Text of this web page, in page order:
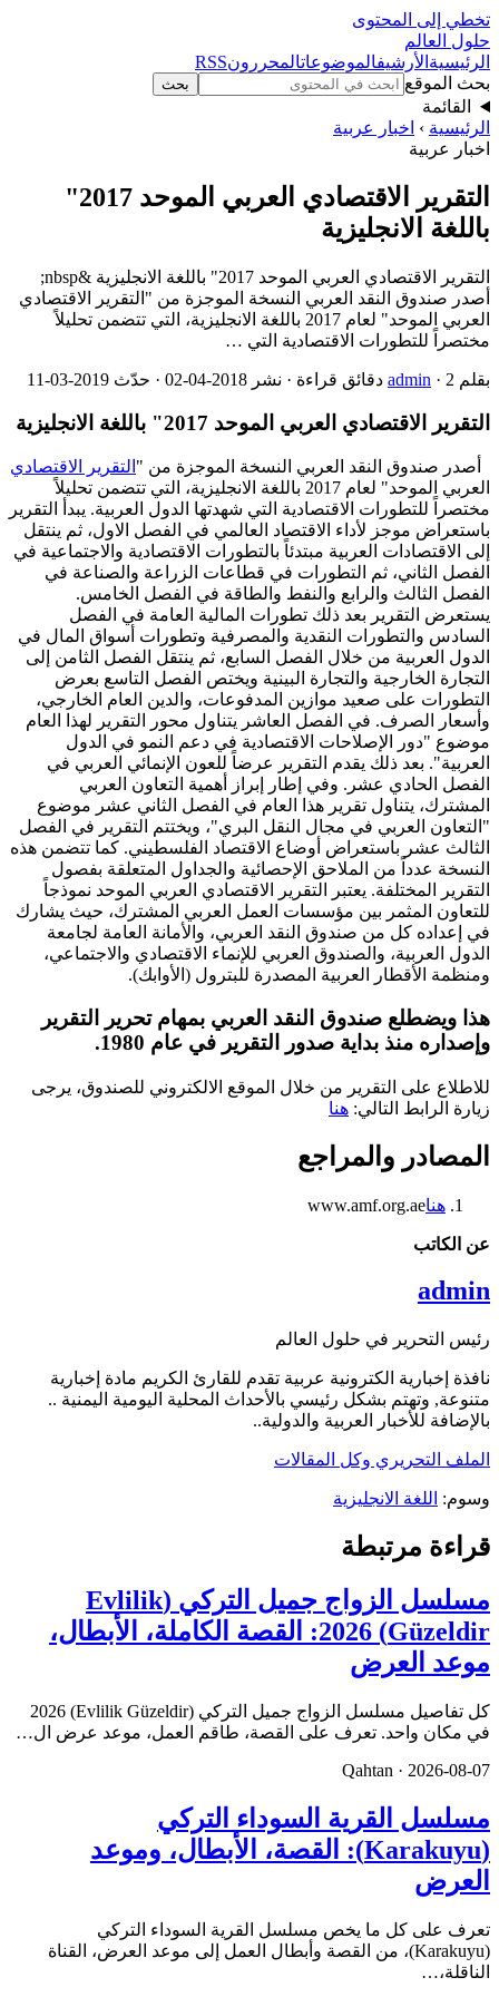
تخطي إلى المحتوى
حلول العالم
الرئيسية الأرشيفالموضوعاتالمحررونRSS
بحث الموقع
بحث
القائمة
الرئيسية › اخبار عربية
اخبار عربية
التقرير الاقتصادي العربي الموحد 2017"
باللغة الانجليزية
التقرير الاقتصادي العربي الموحد 2017" باللغة الانجليزية &nbsp;
أصدر صندوق النقد العربي النسخة الموجزة من "التقرير الاقتصادي
العربي الموحد" لعام 2017 باللغة الانجليزية، التي تتضمن تحليلاً
مختصراً للتطورات الاقتصادية التي …
بقلم admin · 2 دقائق قراءة · نشر 2018-04-02 · حدّث 2019-03-11
التقرير الاقتصادي العربي الموحد 2017" باللغة الانجليزية
أصدر صندوق النقد العربي النسخة الموجزة من " التقرير الاقتصادي
العربي الموحد" لعام 2017 باللغة الانجليزية، التي تتضمن تحليلاً
مختصراً للتطورات الاقتصادية التي شهدتها الدول العربية. يبدأ التقرير
باستعراض موجز لأداء الاقتصاد العالمي في الفصل الاول، ثم ينتقل
إلى الاقتصادات العربية مبتدئاً بالتطورات الاقتصادية والاجتماعية في
الفصل الثاني، ثم التطورات في قطاعات الزراعة والصناعة في
الفصل الثالث والرابع والنفط والطاقة في الفصل الخامس.
يستعرض التقرير بعد ذلك تطورات المالية العامة في الفصل
السادس والتطورات النقدية والمصرفية وتطورات أسواق المال في
الدول العربية من خلال الفصل السابع، ثم ينتقل الفصل الثامن إلى
التجارة الخارجية والتجارة البينية ويختص الفصل التاسع بعرض
التطورات على صعيد موازين المدفوعات، والدين العام الخارجي،
وأسعار الصرف. في الفصل العاشر يتناول محور التقرير لهذا العام
موضوع "دور الإصلاحات الاقتصادية في دعم النمو في الدول
العربية". بعد ذلك يقدم التقرير عرضاً للعون الإنمائي العربي في
الفصل الحادي عشر. وفي إطار إبراز أهمية التعاون العربي
المشترك، يتناول تقرير هذا العام في الفصل الثاني عشر موضوع
"التعاون العربي في مجال النقل البري"، ويختتم التقرير في الفصل
الثالث عشر باستعراض أوضاع الاقتصاد الفلسطيني. كما تتضمن هذه
النسخة عدداً من الملاحق الإحصائية والجداول المتعلقة بفصول
التقرير المختلفة. يعتبر التقرير الاقتصادي العربي الموحد نموذجاً
للتعاون المثمر بين مؤسسات العمل العربي المشترك، حيث يشارك
في إعداده كل من صندوق النقد العربي، والأمانة العامة لجامعة
الدول العربية، والصندوق العربي للإنماء الاقتصادي والاجتماعي،
ومنظمة الأقطار العربية المصدرة للبترول (الأوابك).
هذا ويضطلع صندوق النقد العربي بمهام تحرير التقرير
وإصداره منذ بداية صدور التقرير في عام 1980.
للاطلاع على التقرير من خلال الموقع الالكتروني للصندوق، يرجى
زيارة الرابط التالي: هنا
المصادر والمراجع
هناwww.amf.org.ae
عن الكاتب
admin
رئيس التحرير في حلول العالم
نافذة إخبارية الكترونية عربية تقدم للقارئ الكريم مادة إخبارية
متنوعة, وتهتم بشكل رئيسي بالأحداث المحلية اليومية اليمنية ..
بالإضافة للأخبار العربية والدولية..
الملف التحريري وكل المقالات
وسوم: اللغة الانجليزية
قراءة مرتبطة
مسلسل الزواج جميل التركي (Evlilik
Güzeldir) 2026: القصة الكاملة، الأبطال،
موعد العرض
كل تفاصيل مسلسل الزواج جميل التركي (Evlilik Güzeldir) 2026
في مكان واحد. تعرف على القصة، طاقم العمل، موعد عرض ال…
Qahtan · 2026-08-07
مسلسل القرية السوداء التركي
(Karakuyu): القصة، الأبطال، وموعد
العرض
تعرف على كل ما يخص مسلسل القرية السوداء التركي
(Karakuyu)، من القصة وأبطال العمل إلى موعد العرض، القناة
الناقلة،…